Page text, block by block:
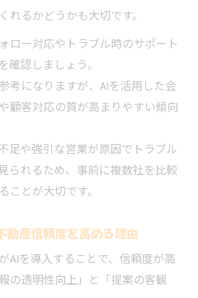
れるかどうかも大切です。
ロー対応やトラブル時のサポート
確認しましょう。
考になりますが、AIを活用した会
顧客対応の質が高まりやすい傾向
足や強引な営業が原因でトラブル
られるため、事前に複数社を比較
ことが大切です。
動産信頼度を高める理由
AIを導入することで、信頼度が高
の透明性向上」と「提案の客観